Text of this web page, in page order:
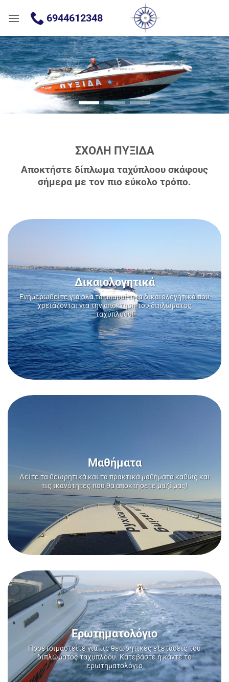
στο
6944612348
ΣΧΟΛΗ ΠΥΞΙΔΑ
Αποκτήστε δίπλωμα ταχύπλοου σκάφους
σήμερα με τον πιο εύκολο τρόπο.
Δικαιολογητικά
Ενημερωθείτε για όλα τα απαραίτητα δικαιολογητικά που
χρειάζονται για την απόκτηση του διπλώματος
ταχύπλοου!
Μαθήματα
Δείτε τα θεωρητικά και τα πρακτικά μαθήματα καθώς και
τις ικανότητες που θα αποκτήσετε μαζί μας!
Ερωτηματολόγιο
Προετοιμαστείτε για τις θεωρητικές εξετάσεις του
διπλώματος ταχυπλόου. Κατεβάστε ή κάντε το
ερωτηματολόγιο